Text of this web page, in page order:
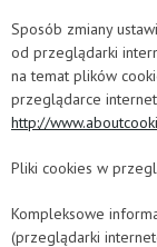
Sposób zmiany
od przeglądarki
na temat plików
przeglądarce
http://
Pliki cookies w
Kompleksowe
(przeglądarki